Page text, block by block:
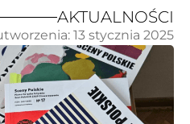
AKTUALNOŚCI
13 stycznia 2025